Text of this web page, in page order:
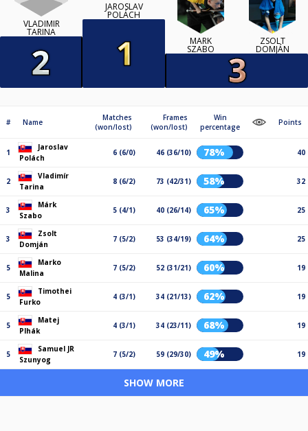
VLADIMÍR
TARINA
JAROSLAV
POLÁCH
MÁRK
SZABO
ZSOLT
DOMJÁN
# Name
Matches
(won/lost)
Frames
(won/lost)
Win
percentage
Points
1
Jaroslav
Polách
6 (6/0) 46 (36/10) 78% 40
2
Vladimír
Tarina
8 (6/2) 73 (42/31) 58% 32
3
Márk
Szabo
5 (4/1) 40 (26/14) 65% 25
3
Zsolt
Domján
7 (5/2) 53 (34/19) 64% 25
5
Marko
Malina
7 (5/2) 52 (31/21) 60% 19
5
Timothei
Furko
4 (3/1) 34 (21/13) 62% 19
5
Matej
Plhák
4 (3/1) 34 (23/11) 68% 19
5
Samuel JR
Szunyog
7 (5/2) 59 (29/30) 49% 19
SHOW MORE